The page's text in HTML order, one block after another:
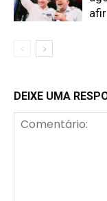
DEIXE UMA